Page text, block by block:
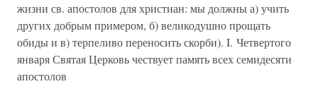
жизни св. апостолов для христиан: мы должны а) учить
других добрым примером, б) великодушно прощать
обиды и в) терпеливо переносить скорби). I. Четвертого
января Святая Церковь чествует память всех семидесяти
апостолов